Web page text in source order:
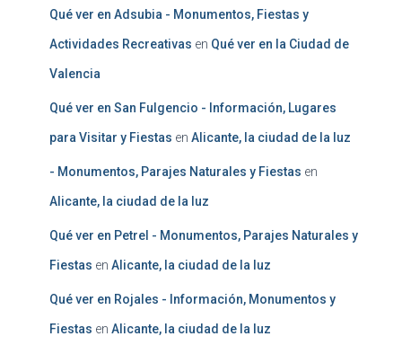
Qué ver en Adsubia - Monumentos, Fiestas y
Actividades Recreativas en Qué ver en la Ciudad de
Valencia
Qué ver en San Fulgencio - Información, Lugares
para Visitar y Fiestas en Alicante, la ciudad de la luz
- Monumentos, Parajes Naturales y Fiestas en
Alicante, la ciudad de la luz
Qué ver en Petrel - Monumentos, Parajes Naturales y
Fiestas en Alicante, la ciudad de la luz
Qué ver en Rojales - Información, Monumentos y
Fiestas en Alicante, la ciudad de la luz